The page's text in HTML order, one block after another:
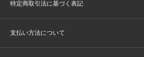
特定商取引法に基づく表記
支払い方法について